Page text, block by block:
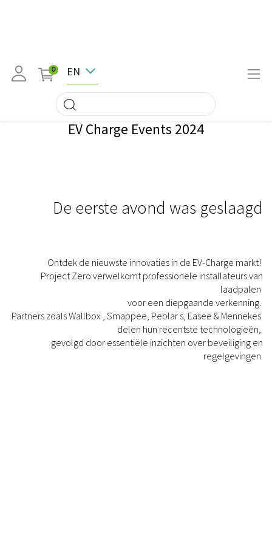
0 EN
EV Charge Events 2024
De eerste avond was geslaagd
Ontdek de nieuwste innovaties in de EV-Charge markt!
Project Zero verwelkomt professionele installateurs van
laadpalen
voor een diepgaande verkenning.
Partners zoals Wallbox , Smappee, Peblar s, Easee & Mennekes
delen hun recentste technologieën,
gevolgd door essentiële inzichten over beveiliging en
regelgevingen.